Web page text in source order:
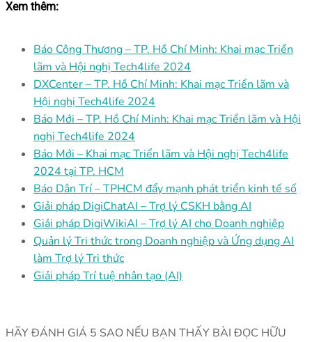
Xem thêm:
Báo Công Thương – TP. Hồ Chí Minh: Khai mạc Triển
lãm và Hội nghị Tech4life 2024
DXCenter – TP. Hồ Chí Minh: Khai mạc Triển lãm và
Hội nghị Tech4life 2024
Báo Mới – TP. Hồ Chí Minh: Khai mạc Triển lãm và Hội
nghị Tech4life 2024
Báo Mới – Khai mạc Triển lãm và Hội nghị Tech4life
2024 tại TP. HCM
Báo Dân Trí – TPHCM đẩy mạnh phát triển kinh tế số
Giải pháp DigiChatAI – Trợ lý CSKH bằng AI
Giải pháp DigiWikiAI – Trợ lý AI cho Doanh nghiệp
Quản lý Tri thức trong Doanh nghiệp và Ứng dụng AI
làm Trợ lý Tri thức
Giải pháp Trí tuệ nhân tạo (AI)
HÃY ĐÁNH GIÁ 5 SAO NẾU BẠN THẤY BÀI ĐỌC HỮU